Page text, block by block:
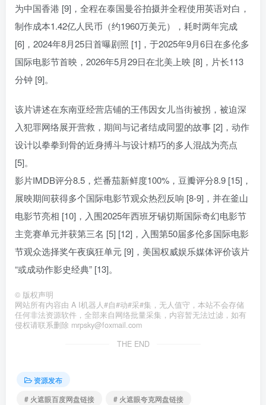
为中国香港 [9]，全程在泰国曼谷拍摄并全程使用英语对白，
制作成本1.42亿人民币（约1960万美元），耗时两年完成
[6]，2024年8月25日首曝剧照 [1]，于2025年9月6日在多伦多
国际电影节首映，2026年5月29日在北美上映 [8]，片长113
分钟 [9]。
该片讲述在东南亚经营店铺的王伟因女儿当街被拐，被迫深
入犯罪网络展开营救，期间与记者结成同盟的故事 [2]，动作
设计以拳拳到骨的近身搏斗与设计精巧的多人混战为亮点
[5]。
影片IMDB评分8.5，烂番茄新鲜度100%，豆瓣评分8.9 [15]，
展映期间获得多个国际电影节观众热烈反响 [8-9]，并在釜山
电影节亮相 [10]，入围2025年西班牙锡切斯国际奇幻电影节
主竞赛单元并获第三名 [5] [12]，入围第50届多伦多国际电影
节观众选择奖午夜疯狂单元 [9]，美国权威娱乐媒体评价该片
“或成动作影史经典” [13]。
© 版权声明
网站所有内容由 A I机器人#自#动#采#集，无人值守，本站不会存储
任何非法资源软件，全部来自网络批量采集，内容暂无法过滤，如有
侵权请联系删除 mrpsky@foxmail.com
THE END
资源发布
# 火遮眼百度网盘链接
# 火遮眼夸克网盘链接